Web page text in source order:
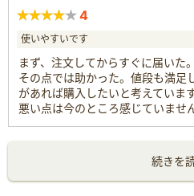
4
使いやすいです
まず、注文してからすぐに届いた
その点では助かった。値段も満足
があれば購入したいと考えていま
悪い点は今のところ感じていません
続きを